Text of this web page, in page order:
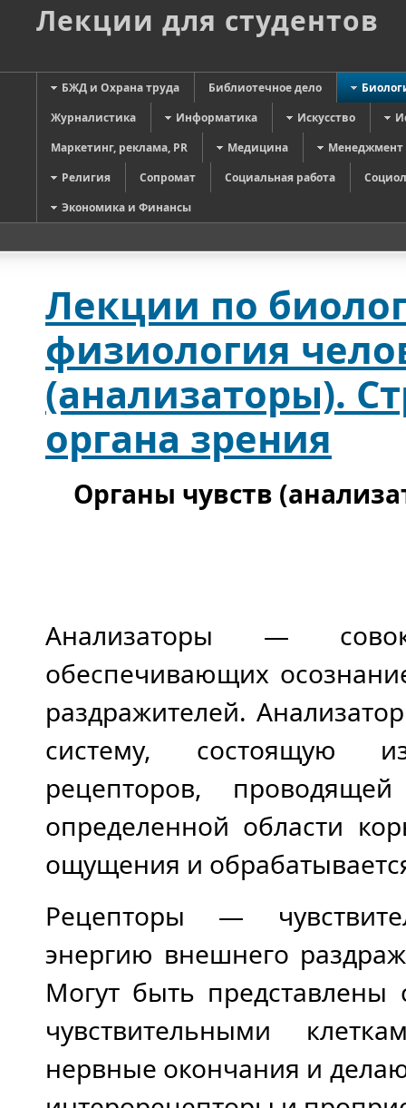
Лекции для студентов
БЖД и Охрана труда Библиотечное дело
Журналистика
Информатика Искусство
Маркетинг, реклама, PR
Медицина
Менеджмент
Религия
Сопромат Социальная работа
Экономика и Финансы
Лекции по
физиология
(анализаторы).
органа зрения
Органы чувств
Анализаторы —
обеспечивающих
раздражителей.
систему, состоящую
рецепторов,
определенной области
ощущения и
Рецепторы —
энергию внешнего
Могут быть
чувствительными
нервные окончания и